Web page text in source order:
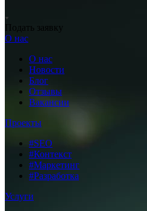
Подать заявку
О нас
О нас
Новости
Блог
Отзывы
Вакансии
Проекты
#SEO
#Контекст
#Маркетинг
#Разработка
Услуги